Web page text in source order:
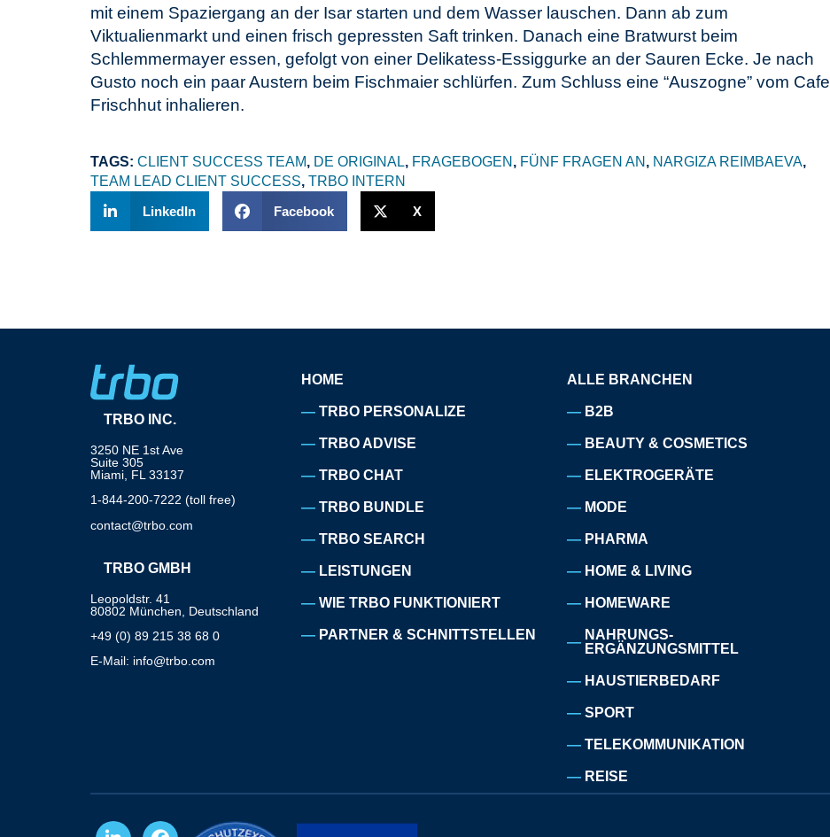
mit einem Spaziergang an der Isar starten und dem Wasser lauschen. Dann ab zum
Viktualienmarkt und einen frisch gepressten Saft trinken. Danach eine Bratwurst beim
Schlemmermayer essen, gefolgt von einer Delikatess-Essiggurke an der Sauren Ecke. Je nach
Gusto noch ein paar Austern beim Fischmaier schlürfen. Zum Schluss eine “Auszogne” vom Cafe
Frischhut inhalieren.
TAGS: CLIENT SUCCESS TEAM, DE ORIGINAL, FRAGEBOGEN , FÜNF FRAGEN AN , NARGIZA REIMBAEVA,
TEAM LEAD CLIENT SUCCESS, TRBO INTERN
LinkedIn
Facebook X
TRBO INC.
3250 NE 1st Ave
Suite 305
Miami, FL 33137
1-844-200-7222 (toll free)
contact@trbo.com
TRBO GMBH
Leopoldstr. 41
80802 München, Deutschland
+49 (0) 89 215 38 68 0
E-Mail: info@trbo.com
HOME
TRBO PERSONALIZE
TRBO ADVISE
TRBO CHAT
TRBO BUNDLE
TRBO SEARCH
LEISTUNGEN
WIE TRBO FUNKTIONIERT
PARTNER & SCHNITTSTELLEN
ALLE BRANCHEN
B2B
BEAUTY & COSMETICS
ELEKTROGERÄTE
MODE
PHARMA
HOME & LIVING
HOMEWARE
NAHRUNGS-
ERGÄNZUNGSMITTEL
HAUSTIERBEDARF
SPORT
TELEKOMMUNIKATION
REISE